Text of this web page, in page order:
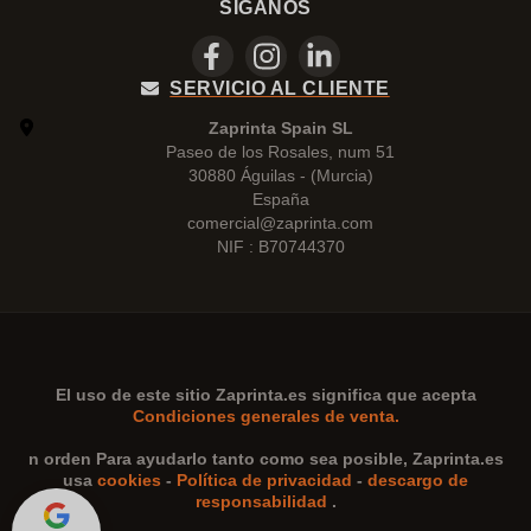
SÍGANOS
SERVICIO AL CLIENTE
Zaprinta Spain SL
Paseo de los Rosales, num 51
30880 Águilas - (Murcia)
España
comercial@zaprinta.com
NIF : B70744370
El uso de este sitio Zaprinta.es significa que acepta
Condiciones generales de venta.
n orden Para ayudarlo tanto como sea posible, Zaprinta.es
usa cookies - Política de privacidad - descargo de
responsabilidad .